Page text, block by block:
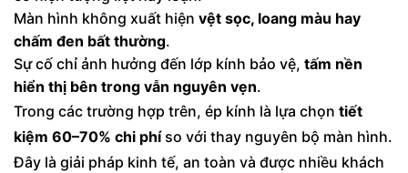
Màn hình không xuất hiện vệt sọc, loang màu hay
chấm đen bất thường.
Sự cố chỉ ảnh hưởng đến lớp kính bảo vệ, tấm nền
hiển thị bên trong vẫn nguyên vẹn.
Trong các trường hợp trên, ép kính là lựa chọn tiết
kiệm 60–70% chi phíso với thay nguyên bộ màn hình.
Đây là giải pháp kinh tế, an toàn và được nhiều khách